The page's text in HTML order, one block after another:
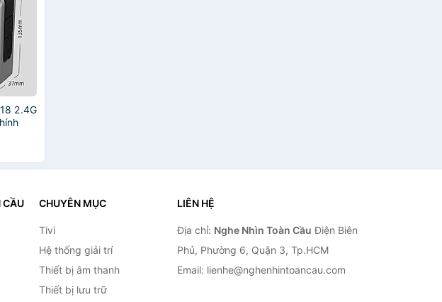
2.4G
CẦU CHUYÊN MỤC
Tivi
Hệ thống giải trí
Thiết bị âm thanh
Thiết bị lưu trữ
LIÊN HỆ
Địa chỉ: Nghe Nhìn Toàn Cầu Điện Biên
Phủ, Phường 6, Quận 3, Tp.HCM
Email: lienhe@nghenhintoancau.com